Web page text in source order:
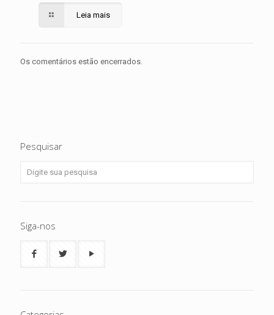
Leia mais
Os comentários estão encerrados.
Pesquisar
Siga-nos